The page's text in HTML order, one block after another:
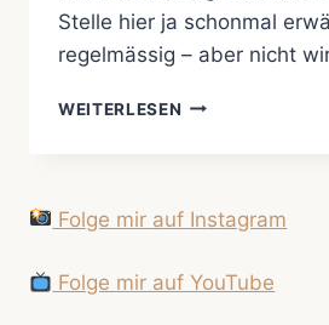
Stelle hier ja schonmal
regelmässig – aber nicht
WEITERLESEN IN
GEFÜHLT
Folge mir auf Instagram
Folge mir auf YouTube